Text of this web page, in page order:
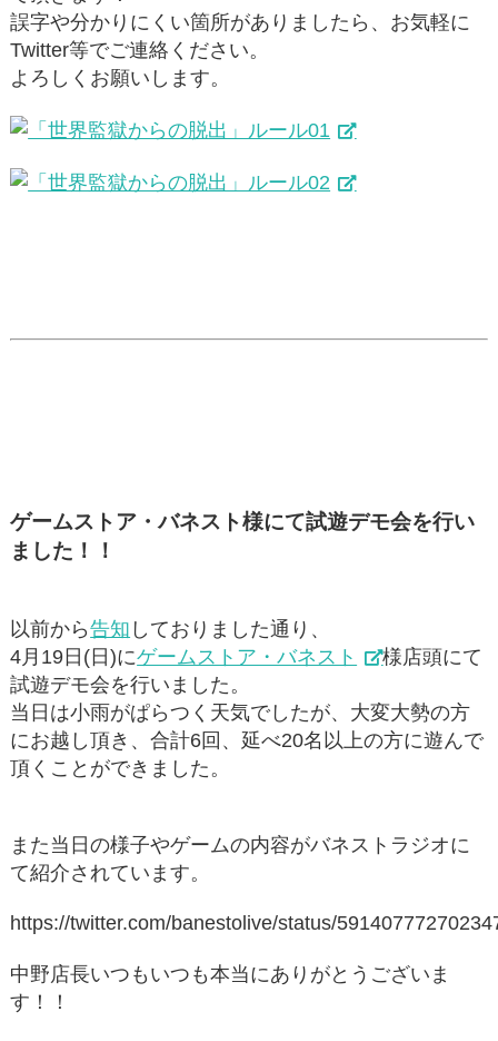
誤字や分かりにくい箇所がありましたら、お気軽に
Twitter等でご連絡ください。
よろしくお願いします。
ゲームストア・バネスト様にて試遊デモ会を行い
ました！！
以前から告知 しておりました通り、
4月19日(日)にゲームストア・バネスト
様店頭にて
試遊デモ会を行いました。
当日は小雨がぱらつく天気でしたが、大変大勢の方
にお越し頂き、合計6回、延べ20名以上の方に遊んで
頂くことができました。
また当日の様子やゲームの内容がバネストラジオに
て紹介されています。
https://twitter.com/banestolive/status/
中野店長いつもいつも本当にありがとうございま
す！！